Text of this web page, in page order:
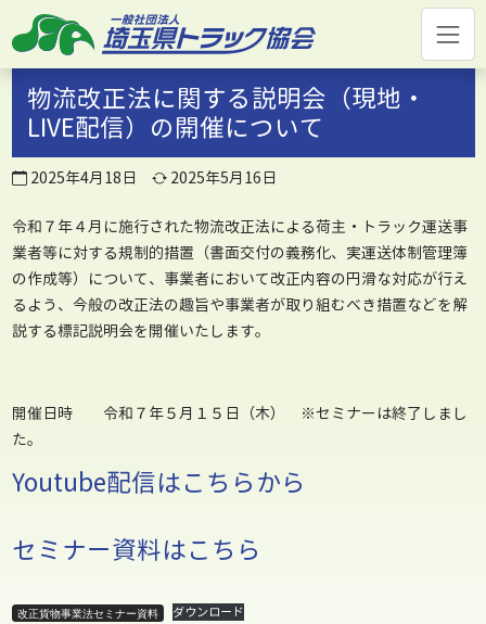
ン
テ
ス
ッ
プ
物流改正法に関する説明会（現地・
LIVE配信）の開催について
2025年4月18日 2025年5月16日
令和７年４月に施行された物流改正法による荷主・トラック運送事
業者等に対する規制的措置（書面交付の義務化、実運送体制管理簿
の作成等）について、事業者において改正内容の円滑な対応が行え
るよう、今般の改正法の趣旨や事業者が取り組むべき措置などを解
説する標記説明会を開催いたします。
開催日時 令和７年５月１５日（木） ※セミナーは終了しまし
た。
Youtube配信はこちらから
セミナー資料はこちら
改正貨物事業法セミナー資料 ダウンロード